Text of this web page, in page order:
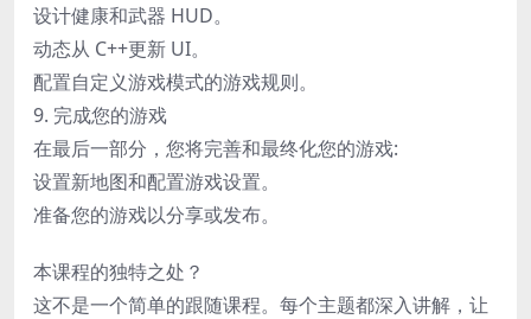
设计健康和武器 HUD。
动态从 C++更新 UI。
配置自定义游戏模式的游戏规则。
9. 完成您的游戏
在最后一部分，您将完善和最终化您的游戏:
设置新地图和配置游戏设置。
准备您的游戏以分享或发布。
本课程的独特之处？
这不是一个简单的跟随课程。每个主题都深入讲解，让